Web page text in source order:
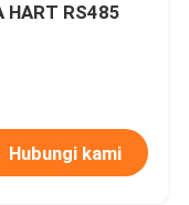
RS485
Hubungi kami